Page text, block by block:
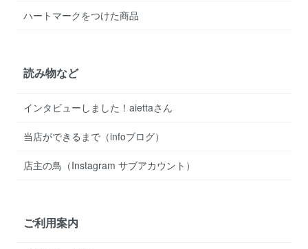
ハートマークをつけた商品
読み物など
インタビューしました！aiettaさん
当店ができるまで（infoブログ）
店主の鳥（Instagram サブアカウント）
ご利用案内